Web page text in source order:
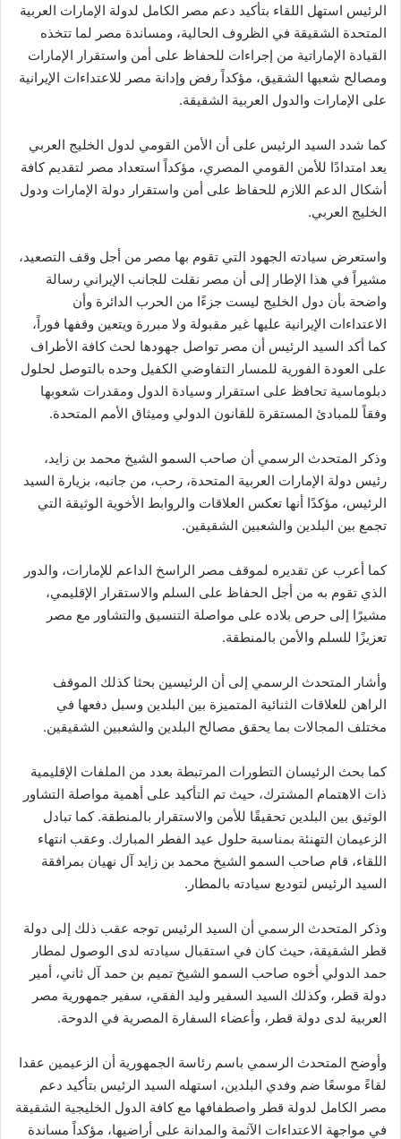
الرئيس استهل اللقاء بتأكيد دعم مصر الكامل لدولة الإمارات العربية
المتحدة الشقيقة في الظروف الحالية، ومساندة مصر لما تتخذه
القيادة الإماراتية من إجراءات للحفاظ على أمن واستقرار الإمارات
ومصالح شعبها الشقيق، مؤكداً رفض وإدانة مصر للاعتداءات الإيرانية
على الإمارات والدول العربية الشقيقة.
كما شدد السيد الرئيس على أن الأمن القومي لدول الخليج العربي
يعد امتدادًا للأمن القومي المصري، مؤكداً استعداد مصر لتقديم كافة
أشكال الدعم اللازم للحفاظ على أمن واستقرار دولة الإمارات ودول
الخليج العربي.
واستعرض سيادته الجهود التي تقوم بها مصر من أجل وقف التصعيد،
مشيراً في هذا الإطار إلى أن مصر نقلت للجانب الإيراني رسالة
واضحة بأن دول الخليج ليست جزءًا من الحرب الدائرة وأن
الاعتداءات الإيرانية عليها غير مقبولة ولا مبررة ويتعين وقفها فوراً،
كما أكد السيد الرئيس أن مصر تواصل جهودها لحث كافة الأطراف
على العودة الفورية للمسار التفاوضي الكفيل وحده بالتوصل لحلول
دبلوماسية تحافظ على استقرار وسيادة الدول ومقدرات شعوبها
وفقاً للمبادئ المستقرة للقانون الدولي وميثاق الأمم المتحدة.
وذكر المتحدث الرسمي أن صاحب السمو الشيخ محمد بن زايد،
رئيس دولة الإمارات العربية المتحدة، رحب، من جانبه، بزيارة السيد
الرئيس، مؤكدًا أنها تعكس العلاقات والروابط الأخوية الوثيقة التي
تجمع بين البلدين والشعبين الشقيقين.
كما أعرب عن تقديره لموقف مصر الراسخ الداعم للإمارات، والدور
الذي تقوم به من أجل الحفاظ على السلم والاستقرار الإقليمي،
مشيرًا إلى حرص بلاده على مواصلة التنسيق والتشاور مع مصر
تعزيزًا للسلم والأمن بالمنطقة.
وأشار المتحدث الرسمي إلى أن الرئيسين بحثا كذلك الموقف
الراهن للعلاقات الثنائية المتميزة بين البلدين وسبل دفعها في
مختلف المجالات بما يحقق مصالح البلدين والشعبين الشقيقين.
كما بحث الرئيسان التطورات المرتبطة بعدد من الملفات الإقليمية
ذات الاهتمام المشترك، حيث تم التأكيد على أهمية مواصلة التشاور
الوثيق بين البلدين تحقيقًا للأمن والاستقرار بالمنطقة. كما تبادل
الزعيمان التهنئة بمناسبة حلول عيد الفطر المبارك. وعقب انتهاء
اللقاء، قام صاحب السمو الشيخ محمد بن زايد آل نهيان بمرافقة
السيد الرئيس لتوديع سيادته بالمطار.
وذكر المتحدث الرسمي أن السيد الرئيس توجه عقب ذلك إلى دولة
قطر الشقيقة، حيث كان في استقبال سيادته لدى الوصول لمطار
حمد الدولي أخوه صاحب السمو الشيخ تميم بن حمد آل ثاني، أمير
دولة قطر، وكذلك السيد السفير وليد الفقي، سفير جمهورية مصر
العربية لدى دولة قطر، وأعضاء السفارة المصرية في الدوحة.
وأوضح المتحدث الرسمي باسم رئاسة الجمهورية أن الزعيمين عقدا
لقاءً موسعًا ضم وفدي البلدين، استهله السيد الرئيس بتأكيد دعم
مصر الكامل لدولة قطر واصطفافها مع كافة الدول الخليجية الشقيقة
في مواجهة الاعتداءات الآثمة والمدانة على أراضيها، مؤكداً مساندة